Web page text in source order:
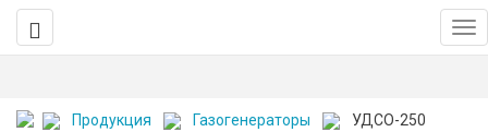
Продукция Газогенераторы УДСО-250